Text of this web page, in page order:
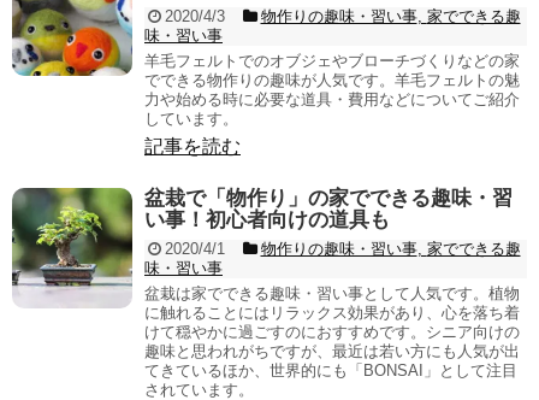
2020/4/3 物作りの趣味・習い事, 家でできる趣
味・習い事
羊毛フェルトでのオブジェやブローチづくりなどの家
でできる物作りの趣味が人気です。羊毛フェルトの魅
力や始める時に必要な道具・費用などについてご紹介
しています。
記事を読む
盆栽で「物作り」の家でできる趣味・習
い事！初心者向けの道具も
2020/4/1 物作りの趣味・習い事, 家でできる趣
味・習い事
盆栽は家でできる趣味・習い事として人気です。植物
に触れることにはリラックス効果があり、心を落ち着
けて穏やかに過ごすのにおすすめです。シニア向けの
趣味と思われがちですが、最近は若い方にも人気が出
てきているほか、世界的にも「BONSAI」として注目
されています。